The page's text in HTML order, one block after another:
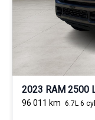
2023 RAM 2500
96 011 km 6.7L 6 cyl